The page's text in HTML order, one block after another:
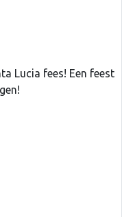
Lucia fees! Een feest